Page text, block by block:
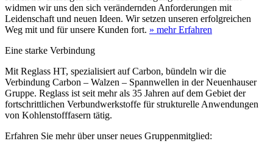
widmen wir uns den sich verändernden Anforderungen mit
Leidenschaft und neuen Ideen. Wir setzen unseren erfolgreichen
Weg mit und für unsere Kunden fort. » mehr Erfahren
Eine starke Verbindung
Mit Reglass HT, spezialisiert auf Carbon, bündeln wir die
Verbindung Carbon – Walzen – Spannwellen in der Neuenhauser
Gruppe. Reglass ist seit mehr als 35 Jahren auf dem Gebiet der
fortschrittlichen Verbundwerkstoffe für strukturelle Anwendungen
von Kohlenstofffasern tätig.
Erfahren Sie mehr über unser neues Gruppenmitglied: